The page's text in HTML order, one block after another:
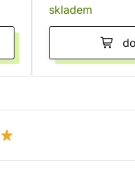
skladem